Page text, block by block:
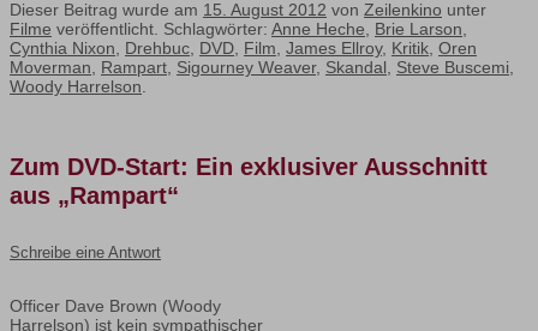
Dieser Beitrag wurde am 15. August 2012 von Zeilenkino unter
Filme veröffentlicht. Schlagwörter: Anne Heche, Brie Larson,
Cynthia Nixon, Drehbuc, DVD, Film, James Ellroy, Kritik, Oren
Moverman, Rampart, Sigourney Weaver, Skandal, Steve Buscemi,
Woody Harrelson.
Zum DVD-Start: Ein exklusiver Ausschnitt
aus „Rampart“
Schreibe eine Antwort
Officer Dave Brown (Woody
Harrelson) ist kein sympathischer